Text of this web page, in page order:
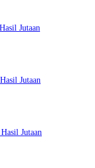
Jutaan
Jutaan
Jutaan